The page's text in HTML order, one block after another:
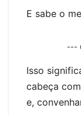
E sabe o
---
Isso
cabeça
e,